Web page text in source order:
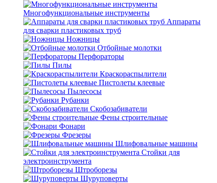
Многофункциональные инструменты
Аппараты
для сварки пластиковых труб
Ножницы
Отбойные молотки
Перфораторы
Пилы
Краскораспылители
Пистолеты клеевые
Пылесосы
Рубанки
Скобозабиватели
Фены строительные
Фонари
Фрезеры
Шлифовальные машины
Стойки для
электроинструмента
Штроборезы
Шуруповерты